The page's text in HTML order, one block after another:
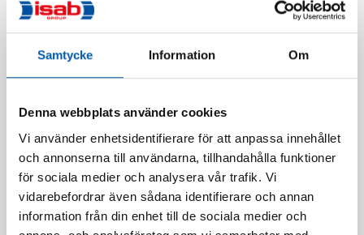
Samtycke Information Om
Denna webbplats använder cookies
Vi använder enhetsidentifierare för att anpassa innehållet
och annonserna till användarna, tillhandahålla funktioner
för sociala medier och analysera vår trafik. Vi
vidarebefordrar även sådana identifierare och annan
information från din enhet till de sociala medier och
med APV:s specialistkompetens. Redan vid förvärvet
lades en långsiktig plan för hur APV skulle integreras,
”Alingsås Plåt och Ventilation” kommer att fasas ut, och
verksamheten kommer hädanefter att drivas som
”Förvärvet av APV har varit en stor framgång för oss.
Genom deras unika kompetens och fokus på
kundanpassade lösningar har vi kunnat förstärka vårt
erbjudande och skapa stort värde för våra kunder,” säger
Robert Klevgård, VD för ISAB Ventilation.
APV:s gamla ägare och medarbetare har fortsatt sin resa
tillsammans med ISAB Ventilation, och bolaget har